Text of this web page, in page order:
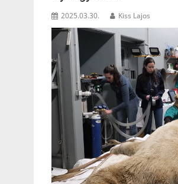
2025.03.30. Kiss Lajos